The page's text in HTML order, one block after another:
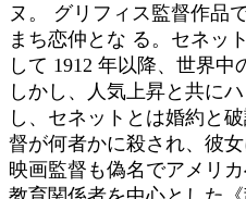
ヌ。 グリフィス監督作品
まち恋仲とな る。セネッ
して 1912 年以降、世界
しかし、人気上昇と共に
し、セネットとは婚約と
督が何者かに殺され、彼
映画監督も偽名でアメリ